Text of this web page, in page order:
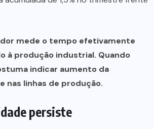
mede o tempo efetivamente
à produção industrial. Quando
indicar aumento da
nas linhas de produção.
persiste